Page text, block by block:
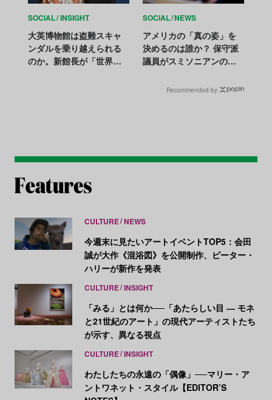
SOCIAL INSIGHT
大英博物館は盗難スキャ
ンダルを乗り越えられる
のか。新館長が「世界最
SOCIAL NEWS
アメリカの「真の姿」を
決めるのは誰か？ 保守派
議員がスミソニアンの歴
Recommended by
CULTURE NEWS
今週末に見たいアートイベントTOP5：会田
誠が大作《混浴図》を公開制作、ピーター・
ハリーが新作を発表
CULTURE INSIGHT
「みる」とは何か──「あたらしい目 ― モネ
と21世紀のアート」の現代アーティストたち
が示す、異なる視点
CULTURE INSIGHT
わたしたちの永遠の「偶像」──マリー・ア
ントワネット・スタイル【EDITOR’S